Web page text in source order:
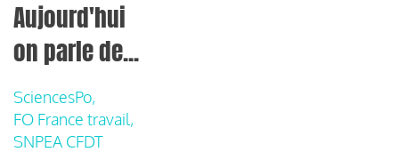
Aujourd'hui
on parle de...
SciencesPo,
FO France travail,
SNPEA CFDT